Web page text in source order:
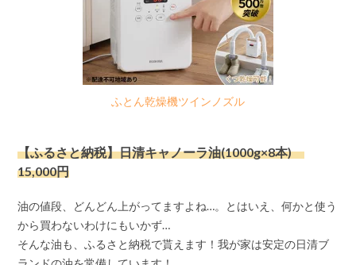
ふとん乾燥機ツインノズル
【ふるさと納税】日清キャノーラ油(1000g×8本)
15,000円
油の値段、どんどん上がってますよね…。とはいえ、何かと使う
から買わないわけにもいかず…
そんな油も、ふるさと納税で貰えます！我が家は安定の日清ブ